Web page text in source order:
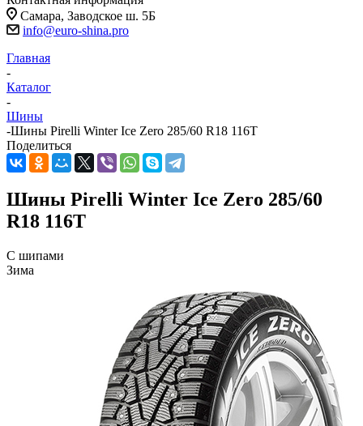
Самара, Заводское ш. 5Б
info@euro-shina.pro
Главная
-
Каталог
-
Шины
-Шины Pirelli Winter Ice Zero 285/60 R18 116T
Поделиться
Шины Pirelli Winter Ice Zero 285/60
R18 116T
С шипами
Зима